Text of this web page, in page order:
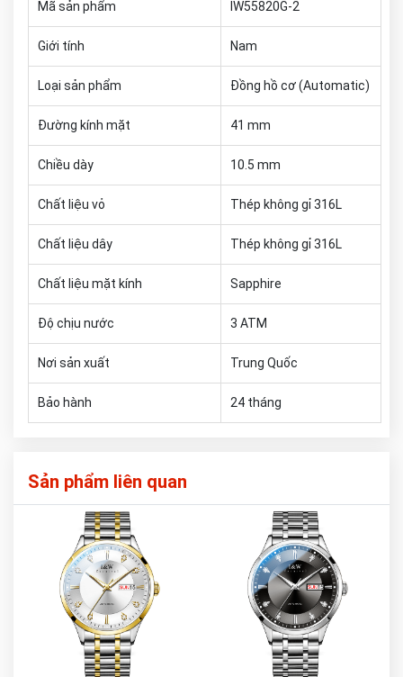
Mã sản phẩm IW55820G-2
Giới tính Nam
Loại sản phẩm Đồng hồ cơ (Automatic)
Đường kính mặt 41 mm
Chiều dày 10.5 mm
Chất liệu vỏ Thép không gỉ 316L
Chất liệu dây Thép không gỉ 316L
Chất liệu mặt kính Sapphire
Độ chịu nước 3 ATM
Nơi sản xuất Trung Quốc
Bảo hành 24 tháng
Sản phẩm liên quan